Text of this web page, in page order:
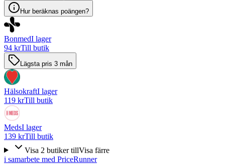
Hur beräknas poängen?
BonmedI lager
94 krTill butik
Lägsta pris 3 mån
HälsokraftI lager
119 krTill butik
MedsI lager
139 krTill butik
Visa 2 butiker tillVisa färre
i samarbete med PriceRunner